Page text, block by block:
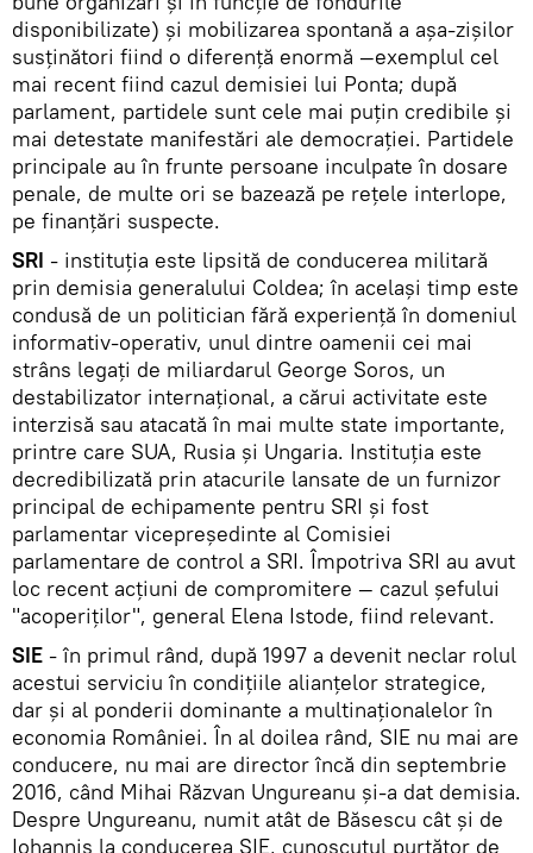
disponibilizate) şi mobilizarea spontană a aşa-zişilor
susţinători fiind o diferenţă enormă —exemplul cel
mai recent fiind cazul demisiei lui Ponta; după
parlament, partidele sunt cele mai puţin credibile şi
mai detestate manifestări ale democraţiei. Partidele
principale au în frunte persoane inculpate în dosare
penale, de multe ori se bazează pe reţele interlope,
pe finanţări suspecte.
SRI - instituţia este lipsită de conducerea militară
prin demisia generalului Coldea; în acelaşi timp este
condusă de un politician fără experienţă în domeniul
informativ-operativ, unul dintre oamenii cei mai
strâns legaţi de miliardarul George Soros, un
destabilizator internaţional, a cărui activitate este
interzisă sau atacată în mai multe state importante,
printre care SUA, Rusia şi Ungaria. Instituţia este
decredibilizată prin atacurile lansate de un furnizor
principal de echipamente pentru SRI şi fost
parlamentar vicepreşedinte al Comisiei
parlamentare de control a SRI. Împotriva SRI au avut
loc recent acţiuni de compromitere — cazul şefului
"acoperiţilor", general Elena Istode, fiind relevant.
SIE - în primul rând, după 1997 a devenit neclar rolul
acestui serviciu în condiţiile alianţelor strategice,
dar şi al ponderii dominante a multinaţionalelor în
economia României. În al doilea rând, SIE nu mai are
conducere, nu mai are director încă din septembrie
2016, când Mihai Răzvan Ungureanu şi-a dat demisia.
Despre Ungureanu, numit atât de Băsescu cât şi de
Iohannis la conducerea SIE, cunoscutul purtător de